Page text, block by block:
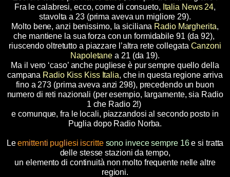
Fra le calabresi, ecco, come di consueto, Italia News 24,
stavolta a 23 (prima aveva un migliore 29).
Molto bene, anzi benissimo, la siciliana Radio Margherita,
che mantiene la sua forza con un formidabile 91 (da 92),
riuscendo oltretutto a piazzare l’altra rete collegata Canzoni
Napoletane a 21 (da 19).
Ma il vero ‘caso’ anche pugliese è pur sempre quello della
campana Radio Kiss Kiss Italia, che in questa regione arriva
fino a 273 (prima aveva anzi 298), precedendo un buon
numero di reti nazionali (per esempio, largamente, sia Radio
1 che Radio 2!)
e comunque, fra le locali, piazzandosi al secondo posto in
Puglia dopo Radio Norba.
Leemittenti pugliesi iscritte sono invece sempre 16e si tratta
delle stesse stazioni da tempo,
un elemento di continuità non molto frequente nelle altre
regioni.